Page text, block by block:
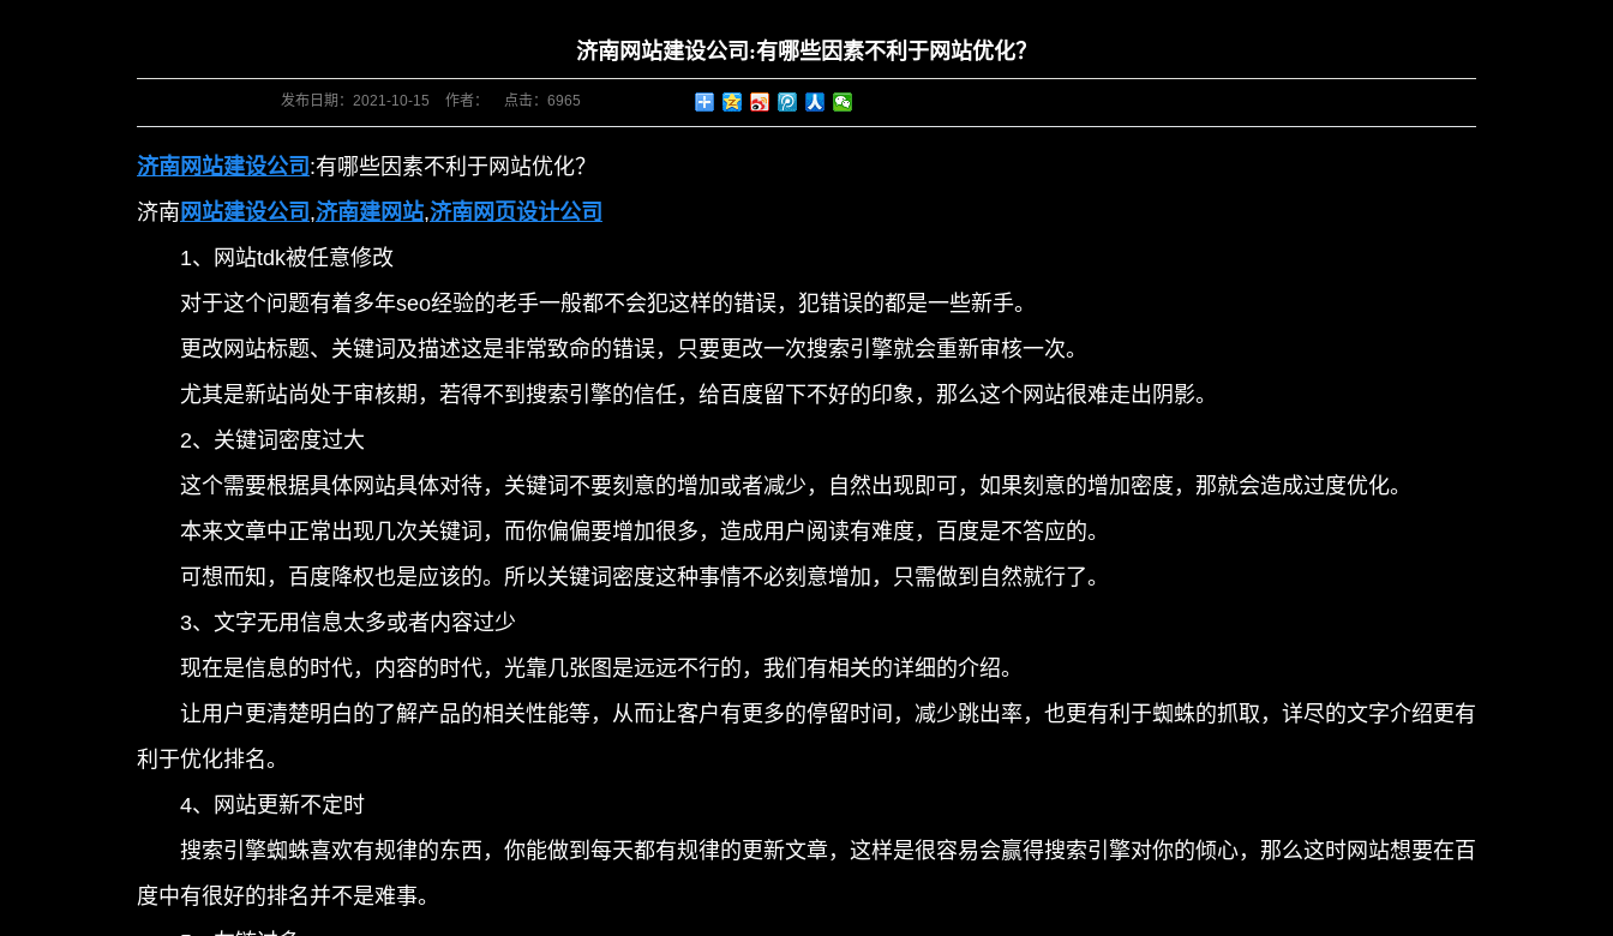
济南网站建设公司:有哪些因素不利于网站优化？
发布日期： 2021-10-15 作者： 点击： 6965
济南网站建设公司 :有哪些因素不利于网站优化？
济南 网站建设公司 ,济南建网站,济南网页设计公司
1、网站tdk被任意修改
对于这个问题有着多年seo经验的老手一般都不会犯这样的错误，犯错误的都是一些新手。
更改网站标题、关键词及描述这是非常致命的错误，只要更改一次搜索引擎就会重新审核一次。
尤其是新站尚处于审核期，若得不到搜索引擎的信任，给百度留下不好的印象，那么这个网站很难走出阴影。
2、关键词密度过大
这个需要根据具体网站具体对待，关键词不要刻意的增加或者减少，自然出现即可，如果刻意的增加密度，那就会造成过度优化。
本来文章中正常出现几次关键词，而你偏偏要增加很多，造成用户阅读有难度，百度是不答应的。
可想而知，百度降权也是应该的。所以关键词密度这种事情不必刻意增加，只需做到自然就行了。
3、文字无用信息太多或者内容过少
现在是信息的时代，内容的时代，光靠几张图是远远不行的，我们有相关的详细的介绍。
让用户更清楚明白的了解产品的相关性能等，从而让客户有更多的停留时间，减少跳出率，也更有利于蜘蛛的抓取，详尽的文字介绍更有
利于优化排名。
4、网站更新不定时
搜索引擎蜘蛛喜欢有规律的东西，你能做到每天都有规律的更新文章，这样是很容易会赢得搜索引擎对你的倾心，那么这时网站想要在百
度中有很好的排名并不是难事。